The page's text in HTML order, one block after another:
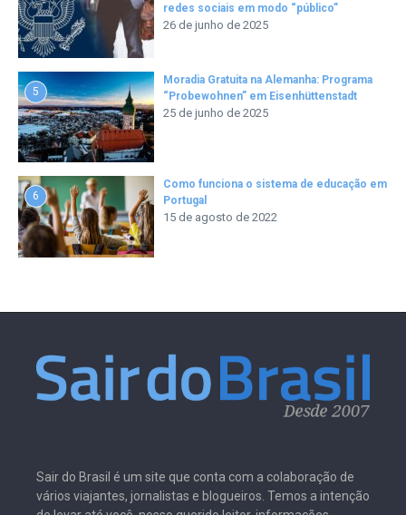
redes sociais em modo “público”
26 de junho de 2025
5
Moradia Gratuita na Alemanha: Programa
“Probewohnen” em Eisenhüttenstadt
25 de junho de 2025
6
Como funciona o sistema de educação em
Portugal
15 de agosto de 2022
Sair do Brasil é um site que conta com a colaboração de
vários viajantes, jornalistas e blogueiros. Temos a intenção